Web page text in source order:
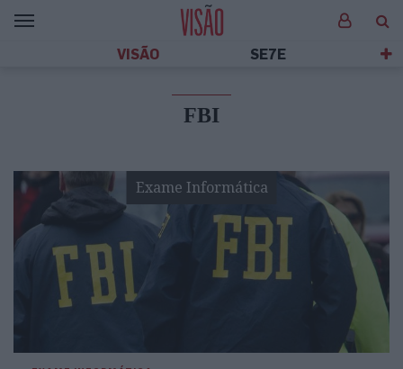
VISÃO SE7E
FBI
Exame Informática